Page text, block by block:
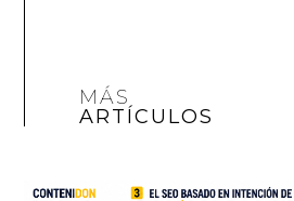
MÁS
ARTÍCULOS